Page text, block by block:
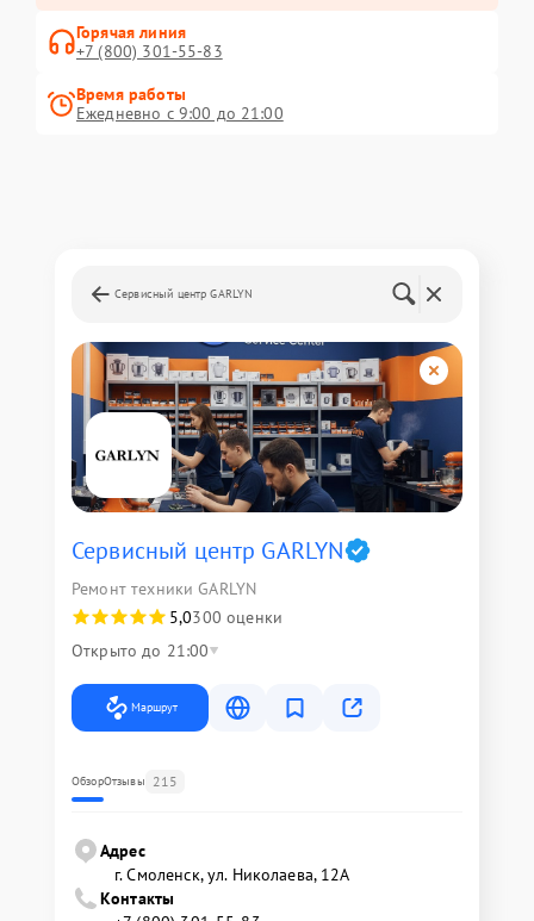
Горячая линия
+7 (800) 301-55-83
Время работы
Ежедневно с 9:00 до 21:00
Сервисный центр GARLYN
Сервисный центр GARLYN
Ремонт техники GARLYN
5,0300 оценки
Открыто до 21:00
Маршрут
ОбзорОтзывы 215
Адрес
г. Смоленск, ул. Николаева, 12А
Контакты